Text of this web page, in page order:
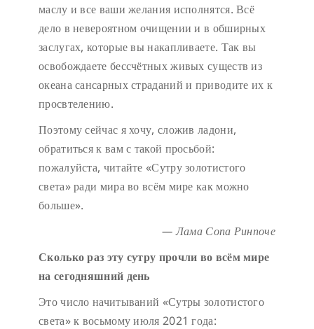
маслу и все ваши желания исполнятся. Всё
дело в невероятном очищении и в обширных
заслугах, которые вы накапливаете. Так вы
освобождаете бессчётных живых существ из
океана сансарных страданий и приводите их к
просвтелению.
Поэтому сейчас я хочу, сложив ладони,
обратиться к вам с такой просьбой:
пожалуйста, читайте «Сутру золотистого
света» ради мира во всём мире как можно
больше».
— Лама Сопа Ринпоче
Сколько раз эту сутру прочли во всём мире
на сегодняшний день
Это число начитываний «Сутры золотистого
света» к восьмому июля 2021 года: